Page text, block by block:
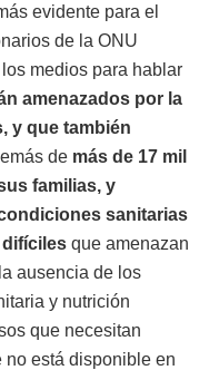
evidente para el
de la ONU
medios para hablar
amenazados por la
y que también
de más de 17 mil
familias, y
sanitarias
difíciles que amenazan
ausencia de los
y nutrición
que necesitan
está disponible en